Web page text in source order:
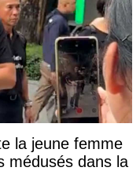
la jeune femme
médusés dans la